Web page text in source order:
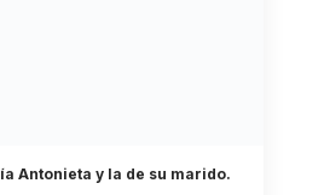
Antonieta y la de su marido.